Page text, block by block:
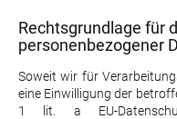
Rechtsgrundlage für
personenbezogener
Soweit wir für
eine Einwilligung der
1 lit. a EU-